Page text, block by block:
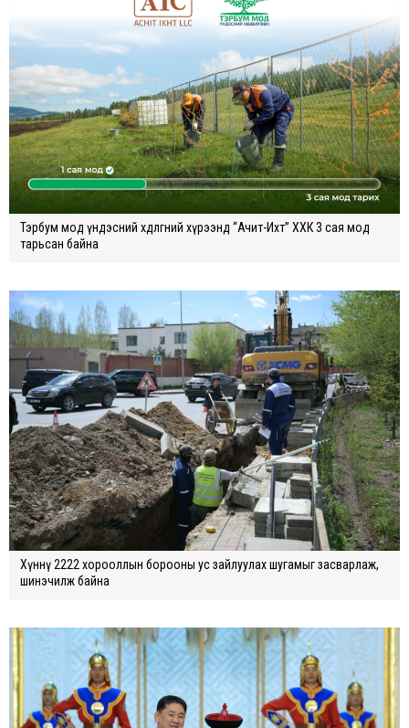
Тэрбум мод үндэсний хөдөлгөөний хүрээнд “Ачит-Ихт” ХХК 3 сая мод
тарьсан байна
Хүннү 2222 хорооллын борооны ус зайлуулах шугамыг засварлаж,
шинэчилж байна